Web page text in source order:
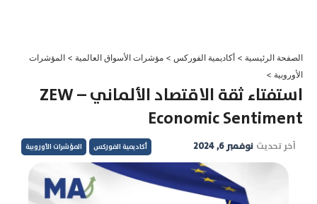
الصفحة الرئيسية > أكاديمية الفوركس > مؤشرات الأسواق العالمية > المؤشرات
الأوروبية >
استفتاء ثقة الاقتصاد الألماني – ZEW
Economic Sentiment
آخر تحديث نوفمبر 6, 2024 أكاديمية الفوركس المؤشرات الأوروبية